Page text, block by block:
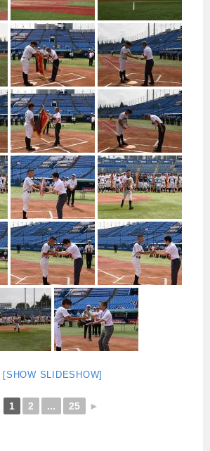
[SHOW SLIDESHOW]
1 2 ... 25 ►